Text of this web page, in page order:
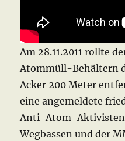
Am 28.11.2011 rollte
Atommüll-Behältern
Acker 200 Meter
eine angemeldete
Anti-Atom-
Wegbassen und der